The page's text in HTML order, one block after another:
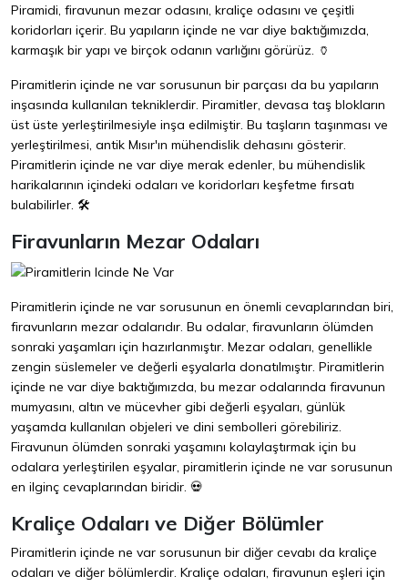
Piramidi, firavunun mezar odasını, kraliçe odasını ve çeşitli
koridorları içerir. Bu yapıların içinde ne var diye baktığımızda,
karmaşık bir yapı ve birçok odanın varlığını görürüz. 🏺
Piramitlerin içinde ne var sorusunun bir parçası da bu yapıların
inşasında kullanılan tekniklerdir. Piramitler, devasa taş blokların
üst üste yerleştirilmesiyle inşa edilmiştir. Bu taşların taşınması ve
yerleştirilmesi, antik Mısır'ın mühendislik dehasını gösterir.
Piramitlerin içinde ne var diye merak edenler, bu mühendislik
harikalarının içindeki odaları ve koridorları keşfetme fırsatı
bulabilirler. 🛠️
Firavunların Mezar Odaları
Piramitlerin içinde ne var sorusunun en önemli cevaplarından biri,
firavunların mezar odalarıdır. Bu odalar, firavunların ölümden
sonraki yaşamları için hazırlanmıştır. Mezar odaları, genellikle
zengin süslemeler ve değerli eşyalarla donatılmıştır. Piramitlerin
içinde ne var diye baktığımızda, bu mezar odalarında firavunun
mumyasını, altın ve mücevher gibi değerli eşyaları, günlük
yaşamda kullanılan objeleri ve dini sembolleri görebiliriz.
Firavunun ölümden sonraki yaşamını kolaylaştırmak için bu
odalara yerleştirilen eşyalar, piramitlerin içinde ne var sorusunun
en ilginç cevaplarından biridir. 💀
Kraliçe Odaları ve Diğer Bölümler
Piramitlerin içinde ne var sorusunun bir diğer cevabı da kraliçe
odaları ve diğer bölümlerdir. Kraliçe odaları, firavunun eşleri için